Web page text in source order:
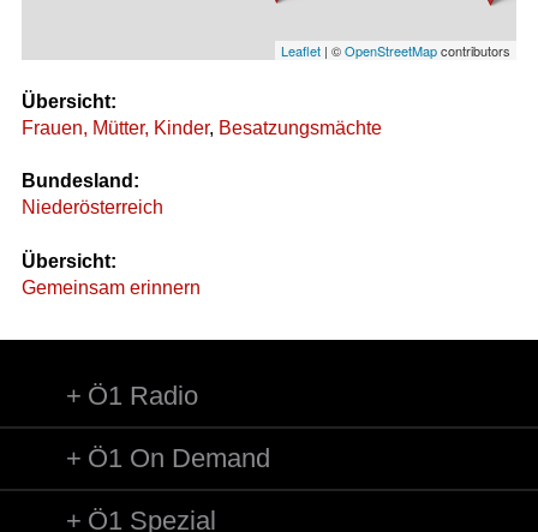
Leaflet | ©OpenStreetMapcontributors
Übersicht:
Frauen, Mütter, Kinder, Besatzungsmächte
Bundesland:
Niederösterreich
Übersicht:
Gemeinsam erinnern
Ö1 Radio
Ö1 On Demand
Ö1 Spezial